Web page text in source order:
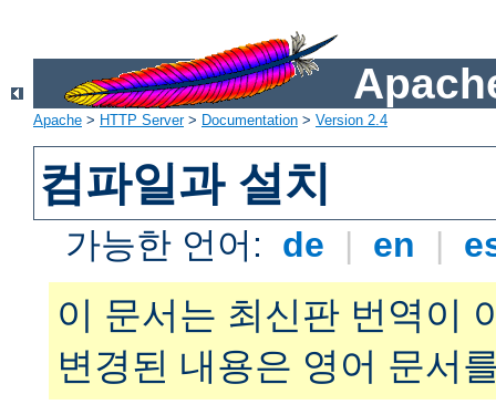
Apache > HTTP Server> Documentation > Version 2.4
컴파일과 설치
가능한 언어: de | en |
이 문서는 최신판 번역이
변경된 내용은 영어 문서